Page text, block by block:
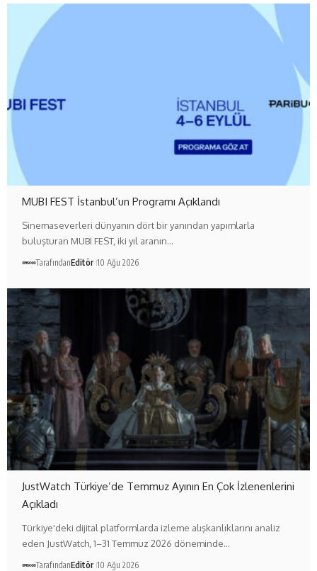
MUBI FEST İstanbul’un Programı Açıklandı
Sinemaseverleri dünyanın dört bir yanından yapımlarla
buluşturan MUBI FEST, iki yıl aranın…
TarafındanEditör 10 Ağu 2026
JustWatch Türkiye’de Temmuz Ayının En Çok İzlenenlerini
Açıkladı
Türkiye'deki dijital platformlarda izleme alışkanlıklarını analiz
eden JustWatch, 1–31 Temmuz 2026 döneminde…
TarafındanEditör 10 Ağu 2026